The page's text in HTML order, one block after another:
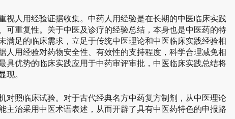
视人用经验证据收集。中药人用经验是在长期的中医临床实践
可重复性。关于中医及诊疗的经验总结，本身也是中医药的特
满足的临床需求，立足于传统中医理论和中医临床实践经验相
人用经验对药物安全性、有效性的支持程度，科学合理减免相
具优势的临床实践应用于中药审评审批，中医临床实践总结将
现。
对照临床试验。对于古代经典名方中药复方制剂，从中医理论
主治采用中医术语表述，从而开辟了具有中医药特色的申报路